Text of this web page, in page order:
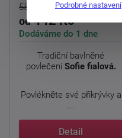
553 Kč
od442 Kč
Dodáváme do 1 dne
Tradiční bavlněné
povlečeníSofie fialová.
Povlékněte své přikrývky a
...
Detail
Podrobné nastavení